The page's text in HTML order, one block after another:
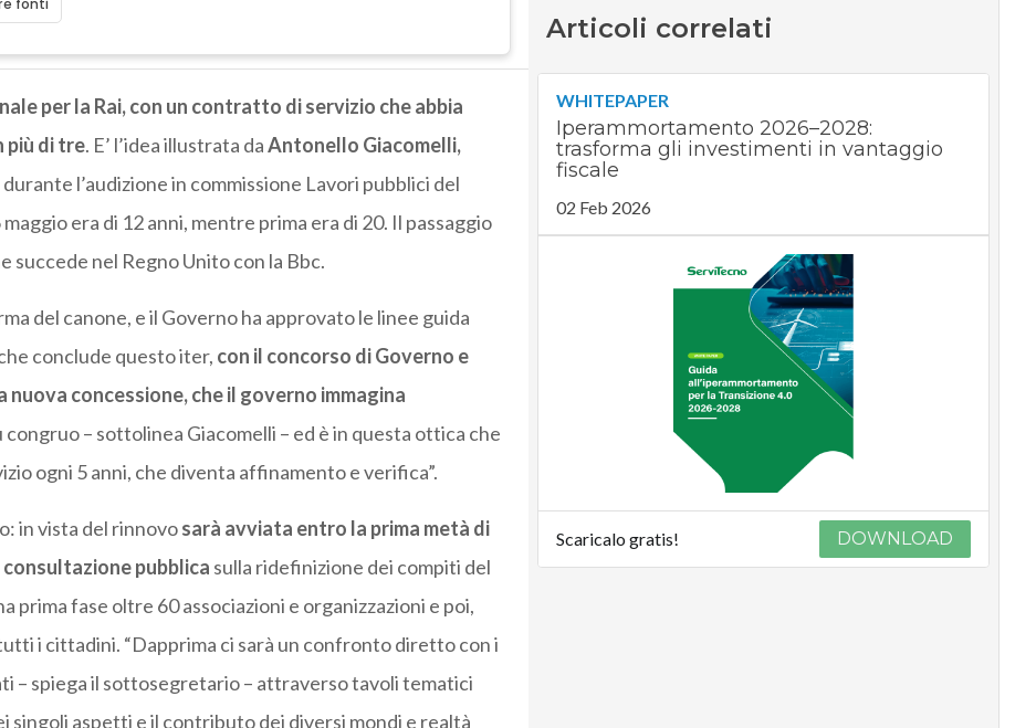
fonti
per la Rai, con un contratto di servizio che abbia
più di tre. E’ l’idea illustrata daAntonello Giacomelli,
durante l’audizione in commissione Lavori pubblici del
era di 12 anni, mentre prima era di 20. Il passaggio
succede nel Regno Unito con la Bbc.
del canone, e il Governo ha approvato le linee guida
conclude questo iter, con il concorso di Governo e
concessione, che il governo immagina
– sottolinea Giacomelli – ed è in questa ottica che
ogni 5 anni, che diventa affinamento e verifica”.
in vista del rinnovosarà avviata entro la prima metà di
consultazione pubblica sulla ridefinizione dei compiti del
prima fase oltre 60 associazioni e organizzazioni e poi,
i cittadini. “Dapprima ci sarà un confronto diretto con i
– spiega il sottosegretario – attraverso tavoli tematici
singoli aspetti e il contributo dei diversi mondi e realtà
Articoli correlati
WHITEPAPER
Iperammortamento 2026–2028:
trasforma gli investimenti in vantaggio
fiscale
02 Feb 2026
Scaricalo gratis! DOWNLOAD